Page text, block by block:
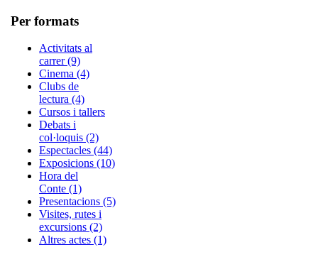
Per formats
Activitats al
carrer (9)
Cinema (4)
Clubs de
lectura (4)
Cursos i tallers
Debats i
col·loquis (2)
Espectacles (44)
Exposicions (10)
Hora del
Conte (1)
Presentacions (5)
Visites, rutes i
excursions (2)
Altres actes (1)